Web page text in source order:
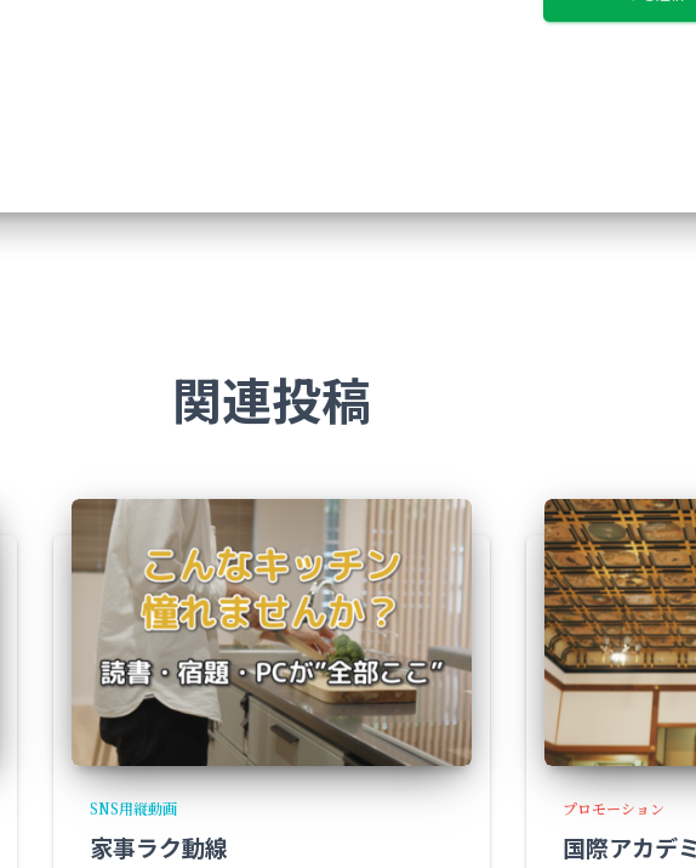
関連投稿
SNS用縦動画
家事ラク動線
プロモーション
国際アカデ